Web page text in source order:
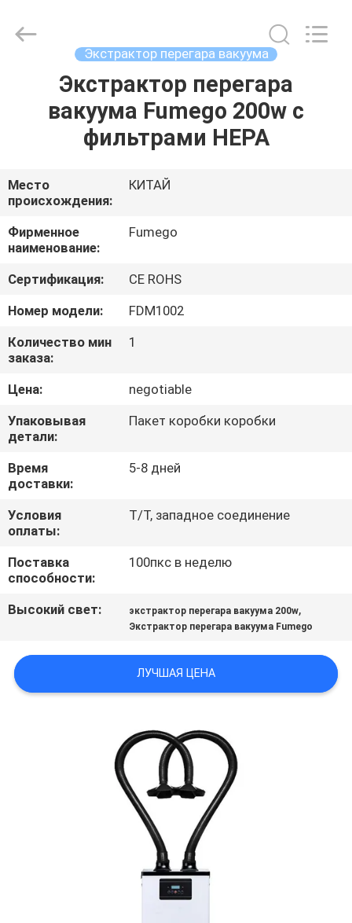
ПРОДУКТЫ
О
НАС
ПУТЕШЕСТВИЕ
ФАБРИКИ
ПРОВЕРКА
КАЧЕСТВА
СВЯЖИТЕСЬ
МЫ
СПРОСИТЕ
ЦИТАТУ
КАРТА
POLICY
Rights
Экстрактор перегара вакуума
Экстрактор перегара
вакуума Fumego 200w с
фильтрами HEPA
Место
происхождения:
КИТАЙ
Фирменное
наименование:
Fumego
Сертификация:
CE ROHS
Номер модели:
FDM1002
Количество мин
заказа:
1
Цена:
negotiable
Упаковывая
детали:
Пакет коробки коробки
Время
доставки:
5-8 дней
Условия
оплаты:
T/T, западное соединение
Поставка
способности:
100пкс в неделю
Высокий свет: экстрактор перегара вакуума 200w,
Экстрактор перегара вакуума Fumego
ЛУЧШАЯ ЦЕНА